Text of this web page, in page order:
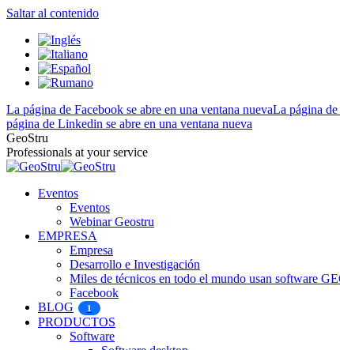
Saltar al contenido
La página de Facebook se abre en una ventana nuevaLa página
página de Linkedin se abre en una ventana nueva
GeoStru
Professionals at your service
Eventos
Eventos
Webinar Geostru
EMPRESA
Empresa
Desarrollo e Investigación
Miles de técnicos en todo el mundo usan software
Facebook
BLOG
1
PRODUCTOS
Software